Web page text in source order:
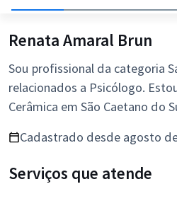
Renata Amaral Brun
Sou profissional da categoria
relacionados a Psicólogo.
Cerâmica em São Caetano do
Cadastrado desde agosto
Serviços que atende